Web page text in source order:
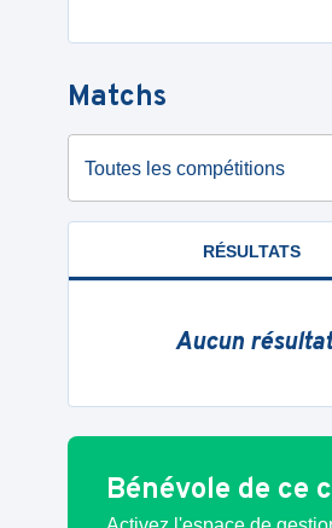
Matchs
Toutes les compétitions
RÉSULTATS
Aucun
Bénévole de ce